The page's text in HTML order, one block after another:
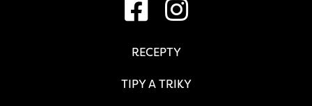
RECEPTY
TIPY A TRIKY